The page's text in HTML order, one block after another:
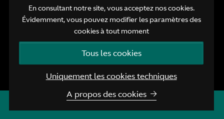
NL EN
Vie privée Politique de cookies
En consultant notre site, vous acceptez nos cookies.
Évidemment, vous pouvez modifier les paramètres des
cookies à tout moment
Tous les cookies
Uniquement les cookies techniques
A propos des cookies